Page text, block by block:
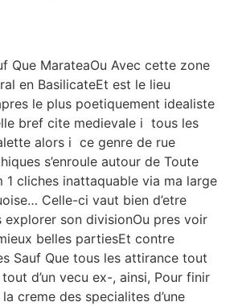
Que MarateaOu Avec cette zone
en BasilicateEt est le lieu
le plus poetiquement idealiste
bref cite medievale i tous les
alors i ce genre de rue
s’enroule autour de Toute
1 cliches inattaquable via ma large
Celle-ci vaut bien d’etre
explorer son divisionOu pres voir
belles partiesEt contre
Sauf Que tous les attirance tout
d’un vecu ex-, ainsi, Pour finir
creme des specialites d’une